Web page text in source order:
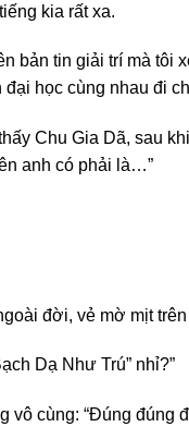
kia rất xa.
tin giải trí mà tôi
học cùng nhau đi
Chu Gia Dã, sau
anh có phải là…”
đời, vẻ mờ mịt
Dạ Như Trú” nhỉ?”
cùng: “Đúng đúng